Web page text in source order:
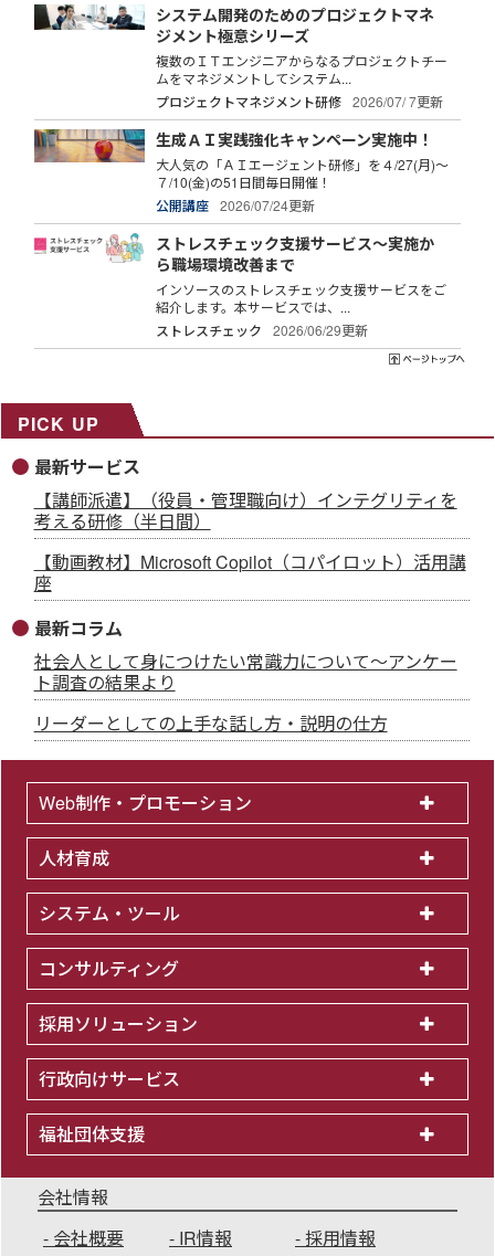
システム開発のためのプロジェクトマネ
ジメント極意シリーズ
複数のＩＴエンジニアからなるプロジェクトチー
ムをマネジメントしてシステム...
プロジェクトマネジメント研修
2026/07/ 7更新
生成ＡＩ実践強化キャンペーン実施中！
大人気の「ＡＩエージェント研修」を４/27(月)～
７/10(金)の51日間毎日開催！
公開講座
2026/07/24更新
ストレスチェック支援サービス～実施か
ら職場環境改善まで
インソースのストレスチェック支援サービスをご
紹介します。本サービスでは、...
ストレスチェック
2026/06/29更新
PICK UP
最新サービス
【講師派遣】（役員・管理職向け）インテグリティを
考える研修（半日間）
【動画教材】Microsoft Copilot（コパイロット）活用講
座
最新コラム
社会人として身につけたい常識力について～アンケー
ト調査の結果より
リーダーとしての上手な話し方・説明の仕方
Web制作・プロモーション
人材育成
システム・ツール
コンサルティング
採用ソリューション
行政向けサービス
福祉団体支援
会社情報
会社概要
IR情報
採用情報